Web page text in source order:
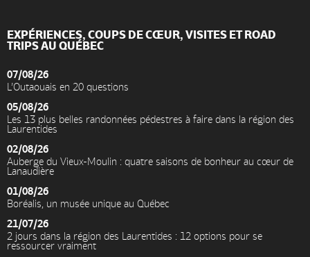
EXPÉRIENCES, COUPS DE CŒUR, VISITES ET ROAD
TRIPS AU QUÉBEC
07/08/26
L’Outaouais en 20 questions
05/08/26
Les 13 plus belles randonnées pédestres à faire dans la région des
Laurentides
02/08/26
Auberge du Vieux-Moulin : quatre saisons de bonheur au cœur de
Lanaudière
01/08/26
Boréalis, un musée unique au Québec
21/07/26
2 jours dans la région des Laurentides : 12 options pour se
ressourcer vraiment